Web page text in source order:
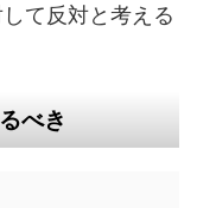
て反対と考える
べき